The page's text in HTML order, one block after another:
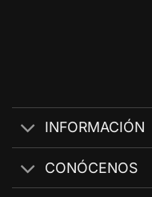
INFORMACIÓN
CONÓCENOS